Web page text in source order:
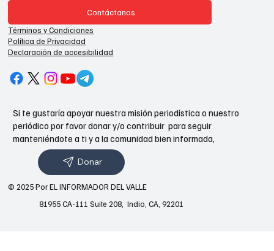
Contáctanos
Términos y Condiciones
Política de Privacidad
Declaración de accesibilidad
Si te gustaría apoyar nuestra misión periodística o nuestro
periódico por favor donar y/o contribuir para seguir
manteniéndote a ti y a la comunidad bien informada,
Donar
81955 CA-111 Suite 208, Indio, CA, 92201
© 2025 Por EL INFORMADOR DEL VALLE